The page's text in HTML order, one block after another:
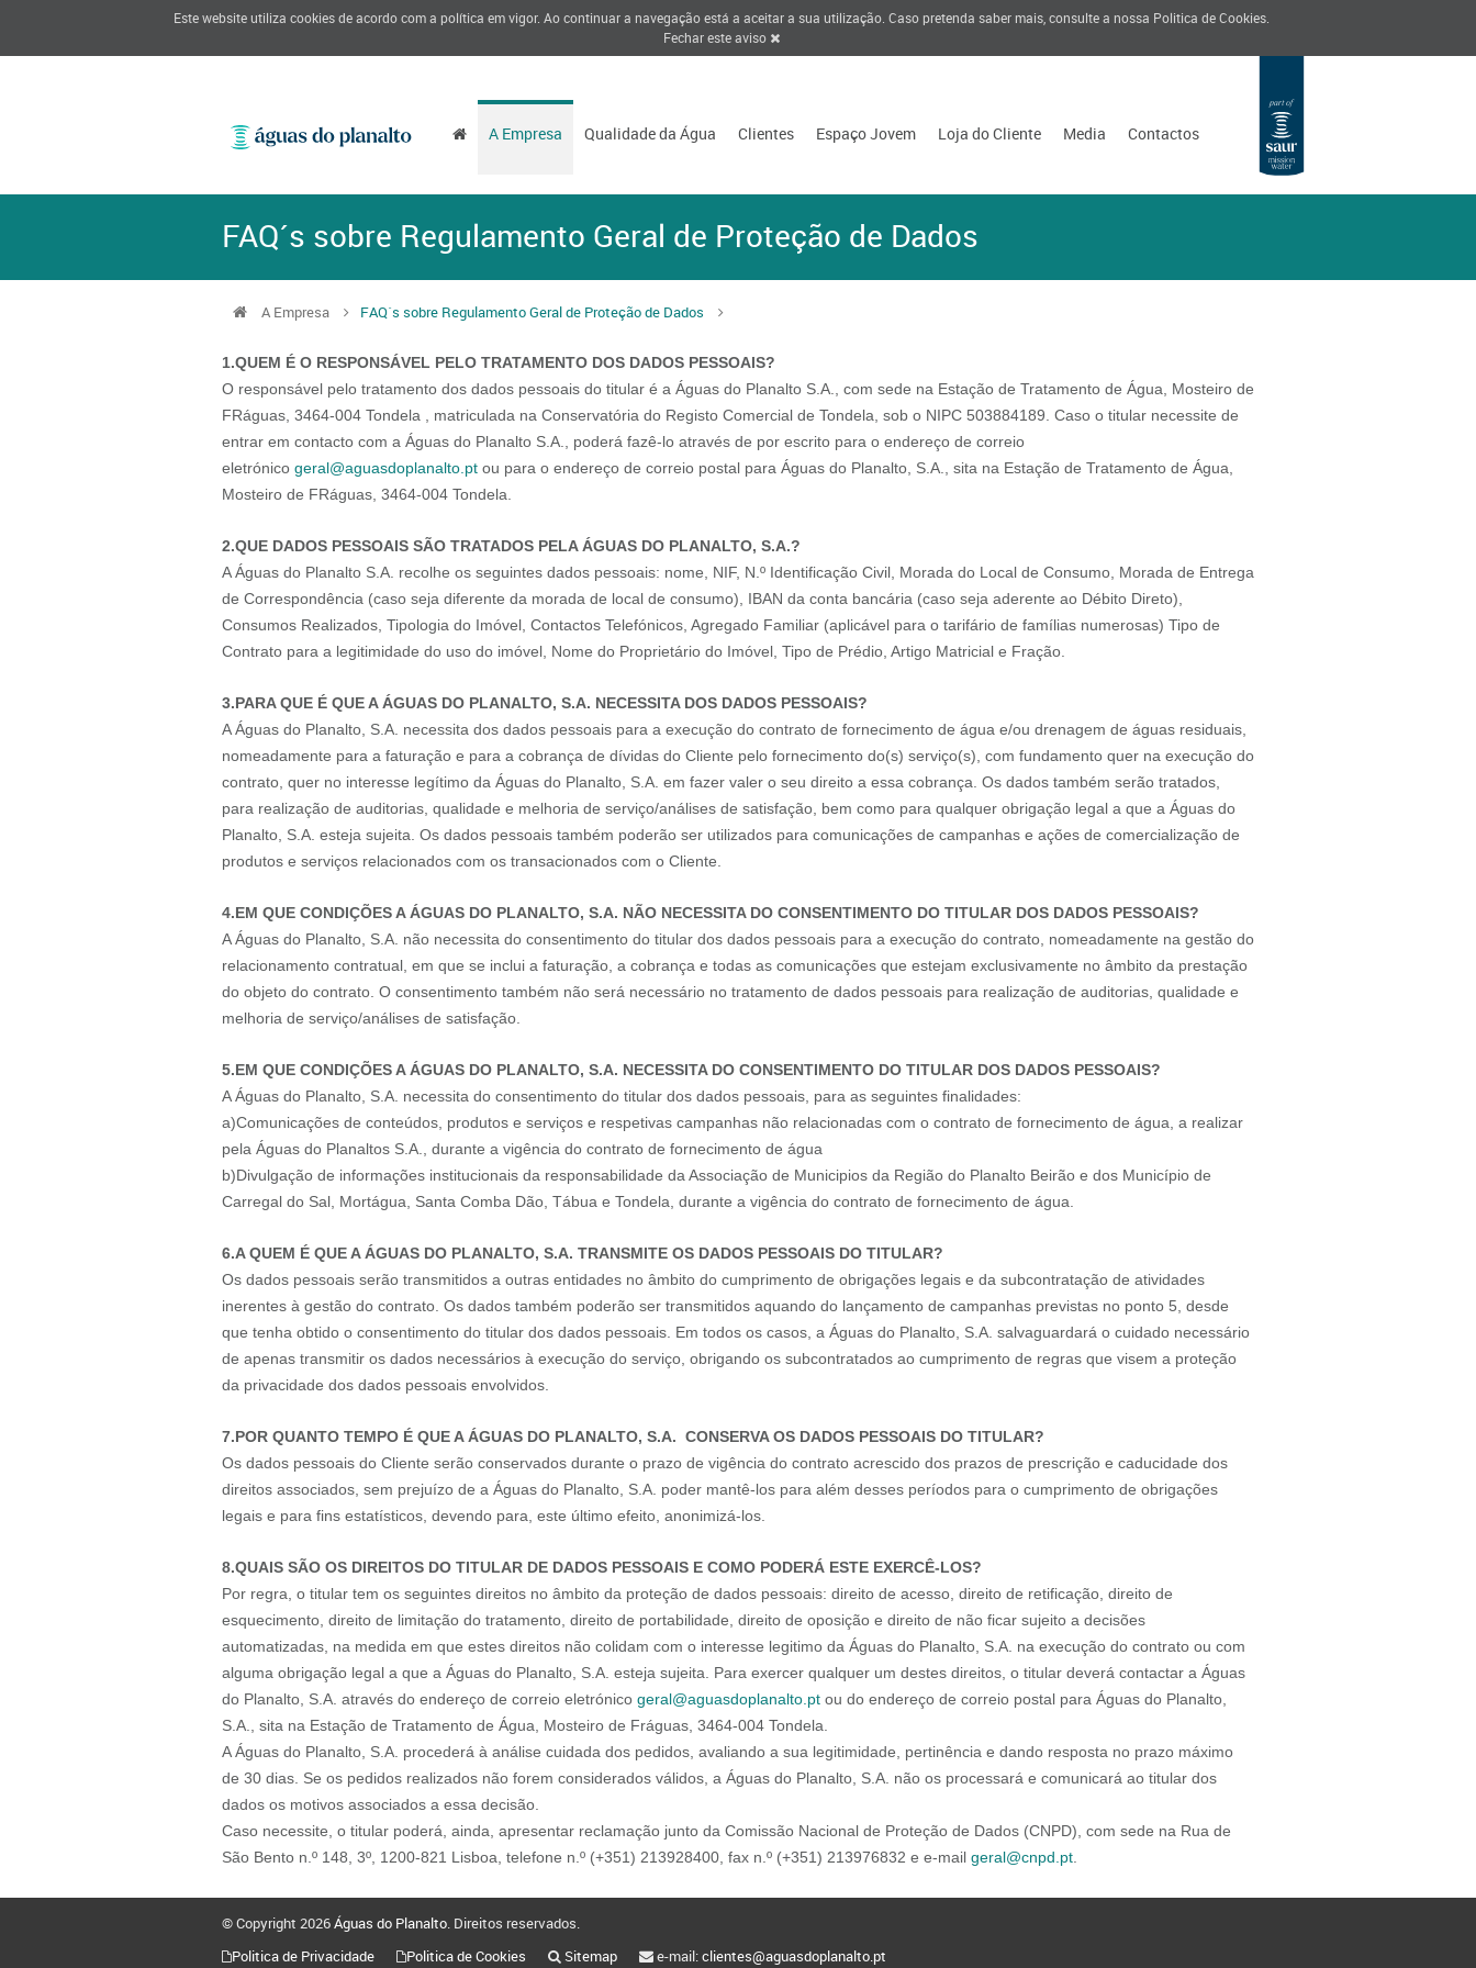
Este website utiliza cookies de acordo com a política em vigor. Ao continuar a navegação está a aceitar a sua utilização. Caso pretenda saber mais, consulte a nossa Politica de Cookies
Fechar este aviso
A Empresa Qualidade da Água Clientes Espaço Jovem Loja do Cliente Media Contactos
FAQ´s sobre Regulamento Geral de Proteção de Dados
A Empresa FAQ´s sobre Regulamento Geral de Proteção de Dados
1.QUEM É O RESPONSÁVEL PELO TRATAMENTO DOS DADOS PESSOAIS?
O responsável pelo tratamento dos dados pessoais do titular é a Águas do Planalto S.A., com sede na Estação de Tratamento de Água, Mosteiro de
FRáguas, 3464-004 Tondela , matriculada na Conservatória do Registo Comercial de Tondela, sob o NIPC 503884189. Caso o titular necessite de
entrar em contacto com a Águas do Planalto S.A., poderá fazê-lo através de por escrito para o endereço de correio
eletrónico geral@aguasdoplanalto.pt ou para o endereço de correio postal para Águas do Planalto, S.A., sita na Estação de Tratamento de Água,
Mosteiro de FRáguas, 3464-004 Tondela.
2.QUE DADOS PESSOAIS SÃO TRATADOS PELA ÁGUAS DO PLANALTO, S.A.?
A Águas do Planalto S.A. recolhe os seguintes dados pessoais: nome, NIF, N.º Identificação Civil, Morada do Local de Consumo, Morada de Entrega
de Correspondência (caso seja diferente da morada de local de consumo), IBAN da conta bancária (caso seja aderente ao Débito Direto),
Consumos Realizados, Tipologia do Imóvel, Contactos Telefónicos, Agregado Familiar (aplicável para o tarifário de famílias numerosas) Tipo de
Contrato para a legitimidade do uso do imóvel, Nome do Proprietário do Imóvel, Tipo de Prédio, Artigo Matricial e Fração.
3.PARA QUE É QUE A ÁGUAS DO PLANALTO, S.A. NECESSITA DOS DADOS PESSOAIS?
A Águas do Planalto, S.A. necessita dos dados pessoais para a execução do contrato de fornecimento de água e/ou drenagem de águas residuais,
nomeadamente para a faturação e para a cobrança de dívidas do Cliente pelo fornecimento do(s) serviço(s), com fundamento quer na execução do
contrato, quer no interesse legítimo da Águas do Planalto, S.A. em fazer valer o seu direito a essa cobrança. Os dados também serão tratados,
para realização de auditorias, qualidade e melhoria de serviço/análises de satisfação, bem como para qualquer obrigação legal a que a Águas do
Planalto, S.A. esteja sujeita. Os dados pessoais também poderão ser utilizados para comunicações de campanhas e ações de comercialização de
produtos e serviços relacionados com os transacionados com o Cliente.
4.EM QUE CONDIÇÕES A ÁGUAS DO PLANALTO, S.A. NÃO NECESSITA DO CONSENTIMENTO DO TITULAR DOS DADOS PESSOAIS?
A Águas do Planalto, S.A. não necessita do consentimento do titular dos dados pessoais para a execução do contrato, nomeadamente na gestão do
relacionamento contratual, em que se inclui a faturação, a cobrança e todas as comunicações que estejam exclusivamente no âmbito da prestação
do objeto do contrato. O consentimento também não será necessário no tratamento de dados pessoais para realização de auditorias, qualidade e
melhoria de serviço/análises de satisfação.
5.EM QUE CONDIÇÕES A ÁGUAS DO PLANALTO, S.A. NECESSITA DO CONSENTIMENTO DO TITULAR DOS DADOS PESSOAIS?
A Águas do Planalto, S.A. necessita do consentimento do titular dos dados pessoais, para as seguintes finalidades:
a)Comunicações de conteúdos, produtos e serviços e respetivas campanhas não relacionadas com o contrato de fornecimento de água, a realizar
pela Águas do Planaltos S.A., durante a vigência do contrato de fornecimento de água
b)Divulgação de informações institucionais da responsabilidade da Associação de Municipios da Região do Planalto Beirão e dos Município de
Carregal do Sal, Mortágua, Santa Comba Dão, Tábua e Tondela, durante a vigência do contrato de fornecimento de água.
6.A QUEM É QUE A ÁGUAS DO PLANALTO, S.A. TRANSMITE OS DADOS PESSOAIS DO TITULAR?
Os dados pessoais serão transmitidos a outras entidades no âmbito do cumprimento de obrigações legais e da subcontratação de atividades
inerentes à gestão do contrato. Os dados também poderão ser transmitidos aquando do lançamento de campanhas previstas no ponto 5, desde
que tenha obtido o consentimento do titular dos dados pessoais. Em todos os casos, a Águas do Planalto, S.A. salvaguardará o cuidado necessário
de apenas transmitir os dados necessários à execução do serviço, obrigando os subcontratados ao cumprimento de regras que visem a proteção
da privacidade dos dados pessoais envolvidos.
7.POR QUANTO TEMPO É QUE A ÁGUAS DO PLANALTO, S.A. CONSERVA OS DADOS PESSOAIS DO TITULAR?
Os dados pessoais do Cliente serão conservados durante o prazo de vigência do contrato acrescido dos prazos de prescrição e caducidade dos
direitos associados, sem prejuízo de a Águas do Planalto, S.A. poder mantê-los para além desses períodos para o cumprimento de obrigações
legais e para fins estatísticos, devendo para, este último efeito, anonimizá-los.
8.QUAIS SÃO OS DIREITOS DO TITULAR DE DADOS PESSOAIS E COMO PODERÁ ESTE EXERCÊ-LOS?
Por regra, o titular tem os seguintes direitos no âmbito da proteção de dados pessoais: direito de acesso, direito de retificação, direito de
esquecimento, direito de limitação do tratamento, direito de portabilidade, direito de oposição e direito de não ficar sujeito a decisões
automatizadas, na medida em que estes direitos não colidam com o interesse legitimo da Águas do Planalto, S.A. na execução do contrato ou com
alguma obrigação legal a que a Águas do Planalto, S.A. esteja sujeita. Para exercer qualquer um destes direitos, o titular deverá contactar a Águas
do Planalto, S.A. através do endereço de correio eletrónico geral@aguasdoplanalto.pt ou do endereço de correio postal para Águas do Planalto,
S.A., sita na Estação de Tratamento de Água, Mosteiro de Fráguas, 3464-004 Tondela.
A Águas do Planalto, S.A. procederá à análise cuidada dos pedidos, avaliando a sua legitimidade, pertinência e dando resposta no prazo máximo
de 30 dias. Se os pedidos realizados não forem considerados válidos, a Águas do Planalto, S.A. não os processará e comunicará ao titular dos
dados os motivos associados a essa decisão.
Caso necessite, o titular poderá, ainda, apresentar reclamação junto da Comissão Nacional de Proteção de Dados (CNPD), com sede na Rua de
São Bento n.º 148, 3º, 1200-821 Lisboa, telefone n.º (+351) 213928400, fax n.º (+351) 213976832 e e-mail geral@cnpd.pt
© Copyright 2026Águas do Planalto. Direitos reservados.
Politica de Privacidade
Politica de Cookies Sitemap e-mail:clientes@aguasdoplanalto.pt